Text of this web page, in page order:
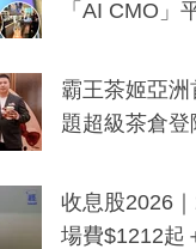
「AI CMO」
分鐘生成「
霸王茶姬亞
題超級茶倉
y及香港限定
收息股2026
場費$1212起